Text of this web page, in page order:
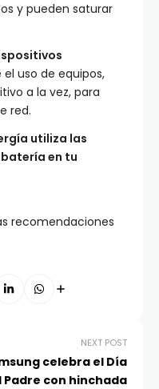
y pueden saturar
uso de equipos,
a la vez, para
red.
utiliza las
en tu
recomendaciones
NEXT POST
celebra el Día
Padre con hinchada